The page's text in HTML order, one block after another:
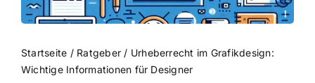
Startseite / Ratgeber / Urheberrecht im Grafikdesign:
Wichtige Informationen für Designer